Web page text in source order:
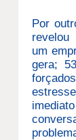
Por
revelou
um
gera;